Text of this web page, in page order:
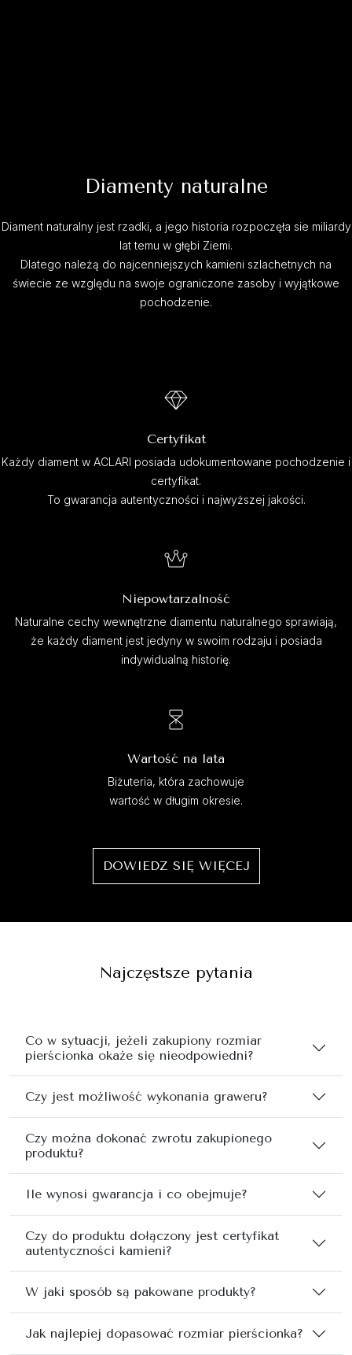
Diamenty naturalne
Diament naturalny jest rzadki, a jego historia rozpoczęła sie miliardy
lat temu w głębi Ziemi.
Dlatego należą do najcenniejszych kamieni szlachetnych na
świecie ze względu na swoje ograniczone zasoby i wyjątkowe
pochodzenie.
Certyfikat
Każdy diament w ACLARI posiada udokumentowane pochodzenie i
certyfikat.
To gwarancja autentyczności i najwyższej jakości.
Niepowtarzalność
Naturalne cechy wewnętrzne diamentu naturalnego sprawiają,
że każdy diament jest jedyny w swoim rodzaju i posiada
indywidualną historię.
Wartość na lata
Biżuteria, która zachowuje
wartość w długim okresie.
DOWIEDZ SIĘ WIĘCEJ
Najczęstsze pytania
Co w sytuacji, jeżeli zakupiony rozmiar
pierścionka okaże się nieodpowiedni?
Czy jest możliwość wykonania graweru?
Czy można dokonać zwrotu zakupionego
produktu?
Ile wynosi gwarancja i co obejmuje?
Czy do produktu dołączony jest certyfikat
autentyczności kamieni?
W jaki sposób są pakowane produkty?
Jak najlepiej dopasować rozmiar pierścionka?